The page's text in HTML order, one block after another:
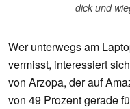
dick und
Wer unterwegs am
vermisst, interessiert
von Arzopa, der auf
von 49 Prozent gerade